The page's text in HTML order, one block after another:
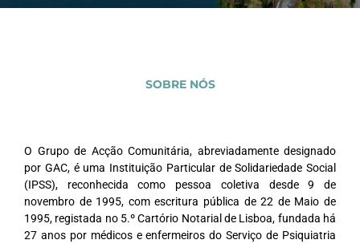
SOBRE NÓS
O Grupo de Acção Comunitária, abreviadamente designado
por GAC, é uma Instituição Particular de Solidariedade Social
(IPSS), reconhecida como pessoa coletiva desde 9 de
novembro de 1995, com escritura pública de 22 de Maio de
1995, registada no 5.º Cartório Notarial de Lisboa, fundada há
27 anos por médicos e enfermeiros do Serviço de Psiquiatria